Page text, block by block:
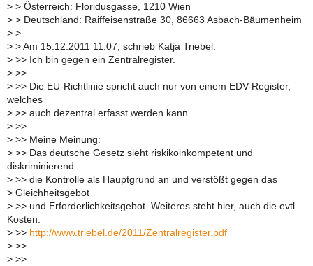
> > Österreich: Floridusgasse, 1210 Wien
> > Deutschland: Raiffeisenstraße 30, 86663 Asbach-Bäumenheim
> >
> > Am 15.12.2011 11:07, schrieb Katja Triebel:
> >> Ich bin gegen ein Zentralregister.
> >>
> >> Die EU-Richtlinie spricht auch nur von einem EDV-Register,
welches
> >> auch dezentral erfasst werden kann.
> >>
> >> Meine Meinung:
> >> Das deutsche Gesetz sieht riskikoinkompetent und
diskriminierend
> >> die Kontrolle als Hauptgrund an und verstößt gegen das
> Gleichheitsgebot
> >> und Erforderlichkeitsgebot. Weiteres steht hier, auch die evtl.
Kosten:
> >> http://www.triebel.de/2011/Zentralregister.pdf
> >>
> >>